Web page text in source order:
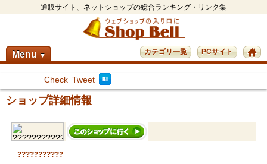
通販サイト、ネットショップの総合ランキング・リンク集
Menu ▼ PCサイト
カテゴリ一覧
Check Tweet
ショップ詳細情報
???????????